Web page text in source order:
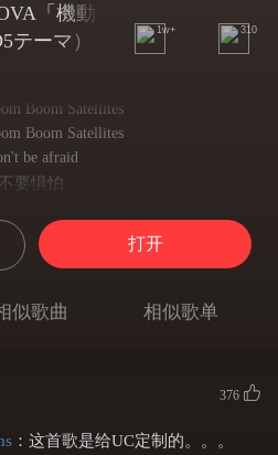
「機動
テーマ）
1w+ 310
Boom Satellites
Boom Satellites
be afraid
不要惧怕
能将你我拆散
look around
环顾四周
不会感到孤独
take you home
打开
似歌曲 相似歌单
376
： 这首歌是给UC定制的。。。